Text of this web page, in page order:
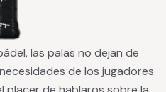
las palas no dejan de
de los jugadores